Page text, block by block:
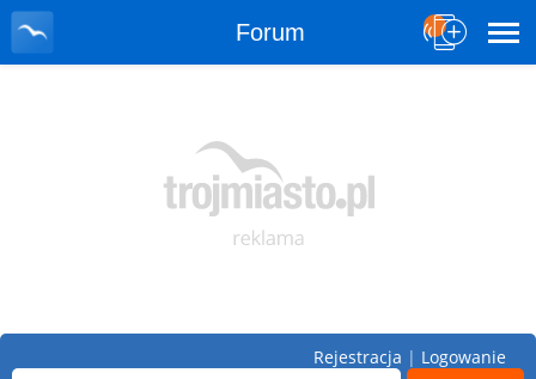
Forum
Rejestracja | Logowanie